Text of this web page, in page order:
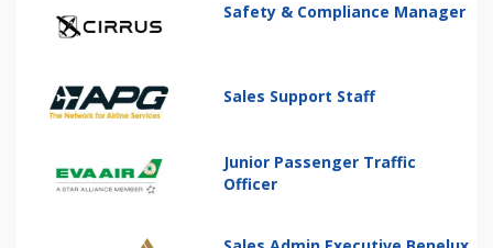
Safety & Compliance Manager
Sales Support Staff
Junior Passenger Traffic
Officer